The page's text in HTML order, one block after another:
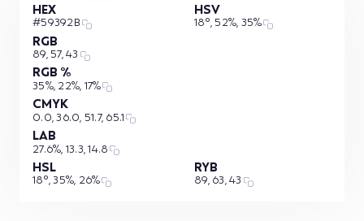
HEX
#59392B
RGB
89, 57, 43
RGB %
35%, 22%, 17%
CMYK
0.0, 36.0, 51.7, 65.1
LAB
27.6%, 13.3, 14.8
HSL
18°, 35%, 26%
HSV
18°, 52%, 35%
RYB
89, 63, 43